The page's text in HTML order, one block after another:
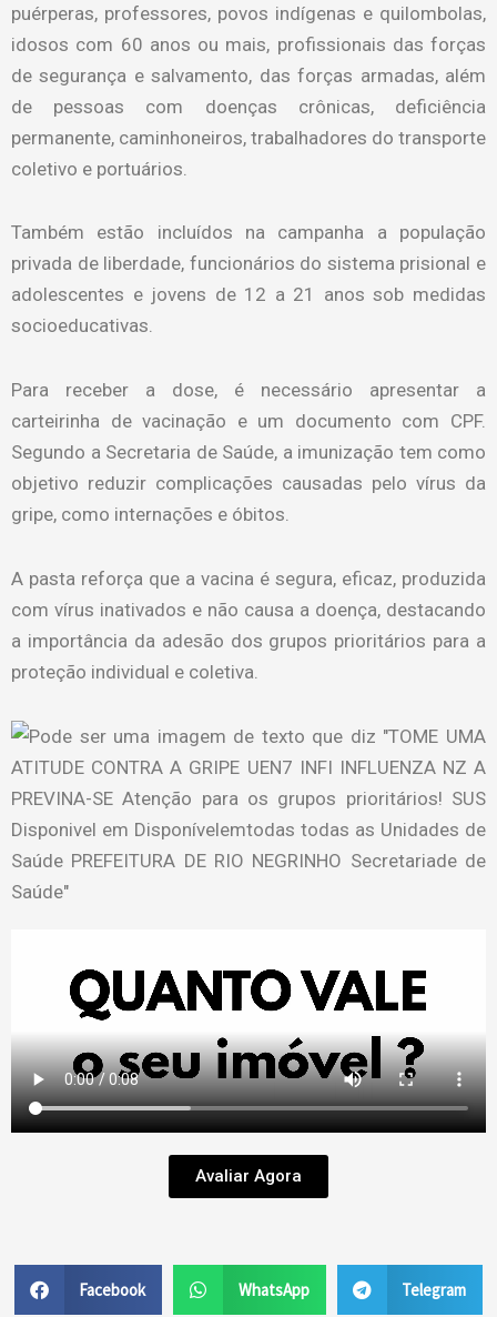
puérperas, professores, povos indígenas e quilombolas,
idosos com 60 anos ou mais, profissionais das forças
de segurança e salvamento, das forças armadas, além
de pessoas com doenças crônicas, deficiência
permanente, caminhoneiros, trabalhadores do transporte
coletivo e portuários.
Também estão incluídos na campanha a população
privada de liberdade, funcionários do sistema prisional e
adolescentes e jovens de 12 a 21 anos sob medidas
socioeducativas.
Para receber a dose, é necessário apresentar a
carteirinha de vacinação e um documento com CPF.
Segundo a Secretaria de Saúde, a imunização tem como
objetivo reduzir complicações causadas pelo vírus da
gripe, como internações e óbitos.
A pasta reforça que a vacina é segura, eficaz, produzida
com vírus inativados e não causa a doença, destacando
a importância da adesão dos grupos prioritários para a
proteção individual e coletiva.
Avaliar Agora
Facebook WhatsApp Telegram